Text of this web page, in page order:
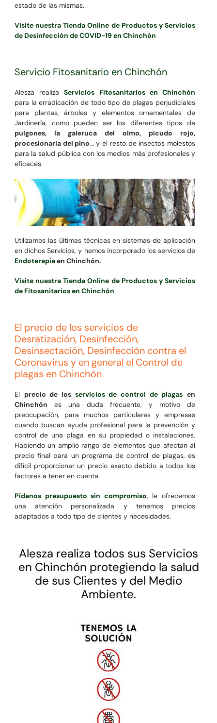
estado de las mismas.
Visite nuestra Tienda Online de Productos y Servicios
de Desinfección de COVID-19 en Chinchón
Servicio Fitosanitario en Chinchón
Alesza realizaServicios Fitosanitarios en Chinchón
para la erradicación de todo tipo de plagas perjudiciales
para plantas, árboles y elementos ornamentales de
Jardinería, como pueden ser los diferentes tipos de
pulgones, la galeruca del olmo, picudo rojo,
procesionaria del pino… y el resto de insectos molestos
para la salud pública con los medios más profesionales y
eficaces.
Utilizamos las últimas técnicas en sistemas de aplicación
en dichos Servicios, y hemos incorporado los servicios de
Endoterapiaen Chinchón.
Visite nuestra Tienda Online de Productos y Servicios
de Fitosanitarios en Chinchón
El precio de los servicios de
Desratización, Desinfección,
Desinsectación, Desinfección contra el
Coronavirus y en general el Control de
plagas en Chinchón
El precio de los servicios de control de plagas en
Chinchón es una duda frecuente, y motivo de
preocupación, para muchos particulares y empresas
cuando buscan ayuda profesional para la prevención y
control de una plaga en su propiedad o instalaciones.
Habiendo un amplio rango de elementos que afectan al
precio final para un programa de control de plagas, es
difícil proporcionar un precio exacto debido a todos los
factores a tener en cuenta.
Pídanos presupuesto sin compromiso, le ofrecemos
una atención personalizada y tenemos precios
adaptados a todo tipo de clientes y necesidades.
Alesza realiza todos sus Servicios
en Chinchón protegiendo la salud
de sus Clientes y del Medio
Ambiente.